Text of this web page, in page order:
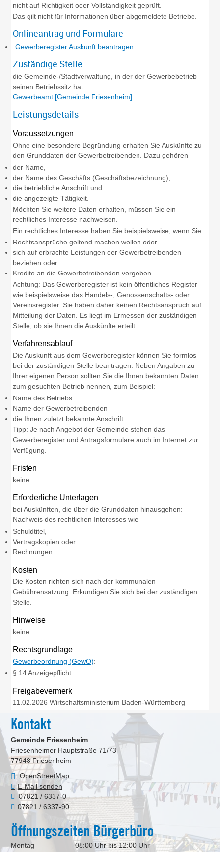
nicht auf Richtigkeit oder Vollständigkeit geprüft.
Das gilt nicht für Informationen über abgemeldete Betriebe.
Onlineantrag und Formulare
Gewerberegister Auskunft beantragen
Zuständige Stelle
die Gemeinde-/Stadtverwaltung, in der der Gewerbebetrieb
seinen Betriebssitz hat
Gewerbeamt [Gemeinde Friesenheim]
Leistungsdetails
Voraussetzungen
Ohne eine besondere Begründung erhalten Sie Auskünfte zu
den Grunddaten der Gewerbetreibenden. Dazu gehören
der Name,
der Name des Geschäfts (Geschäftsbezeichnung),
die betriebliche Anschrift und
die angezeigte Tätigkeit.
Möchten Sie weitere Daten erhalten, müssen Sie ein
rechtliches Interesse nachweisen.
Ein rechtliches Interesse haben Sie beispielsweise, wenn Sie
Rechtsansprüche geltend machen wollen oder
sich auf erbrachte Leistungen der Gewerbetreibenden
beziehen oder
Kredite an die Gewerbetreibenden vergeben.
Achtung: Das Gewerberegister ist kein öffentliches Register
wie beispielsweise das Handels-, Genossenschafts- oder
Vereinsregister. Sie haben daher keinen Rechtsanspruch auf
Mitteilung der Daten. Es liegt im Ermessen der zuständigen
Stelle, ob sie Ihnen die Auskünfte erteilt.
Verfahrensablauf
Die Auskunft aus dem Gewerberegister können Sie formlos
bei der zuständigen Stelle beantragen. Neben Angaben zu
Ihrer eigenen Person sollten Sie die Ihnen bekannten Daten
zum gesuchten Betrieb nennen, zum Beispiel:
Name des Betriebs
Name der Gewerbetreibenden
die Ihnen zuletzt bekannte Anschrift
Tipp: Je nach Angebot der Gemeinde stehen das
Gewerberegister und Antragsformulare auch im Internet zur
Verfügung.
Fristen
keine
Erforderliche Unterlagen
bei Auskünften, die über die Grunddaten hinausgehen:
Nachweis des rechtlichen Interesses wie
Schuldtitel,
Vertragskopien oder
Rechnungen
Kosten
Die Kosten richten sich nach der kommunalen
Gebührensatzung. Erkundigen Sie sich bei der zuständigen
Stelle.
Hinweise
keine
Rechtsgrundlage
Gewerbeordnung (GewO):
§ 14 Anzeigepflicht
Freigabevermerk
11.02.2026 Wirtschaftsministerium Baden-Württemberg
Kontakt
Gemeinde Friesenheim
Friesenheimer Hauptstraße 71/73
77948 Friesenheim
OpenStreetMap
E-Mail senden
07821 / 6337-0
07821 / 6337-90
Öffnungszeiten Bürgerbüro
Montag
08:00 Uhr bis 12:00 Uhr